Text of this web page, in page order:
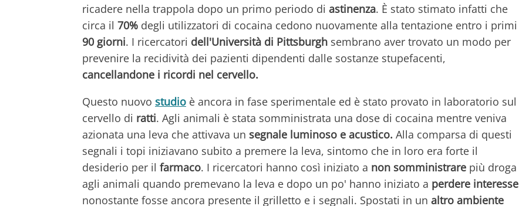
ricadere nella trappola dopo un primo periodo di astinenza. È stato stimato infatti che
circa il 70% degli utilizzatori di cocaina cedono nuovamente alla tentazione entro i primi
90 giorni. I ricercatori dell'Università di Pittsburgh sembrano aver trovato un modo per
prevenire la recidività dei pazienti dipendenti dalle sostanze stupefacenti,
cancellandone i ricordi nel cervello.
Questo nuovo studio è ancora in fase sperimentale ed è stato provato in laboratorio sul
cervello di ratti. Agli animali è stata somministrata una dose di cocaina mentre veniva
azionata una leva che attivava un segnale luminoso e acustico. Alla comparsa di questi
segnali i topi iniziavano subito a premere la leva, sintomo che in loro era forte il
desiderio per il farmaco. I ricercatori hanno così iniziato a non somministrare più droga
agli animali quando premevano la leva e dopo un po' hanno iniziato a perdere interesse
nonostante fosse ancora presente il grilletto e i segnali. Spostati in un altro ambiente